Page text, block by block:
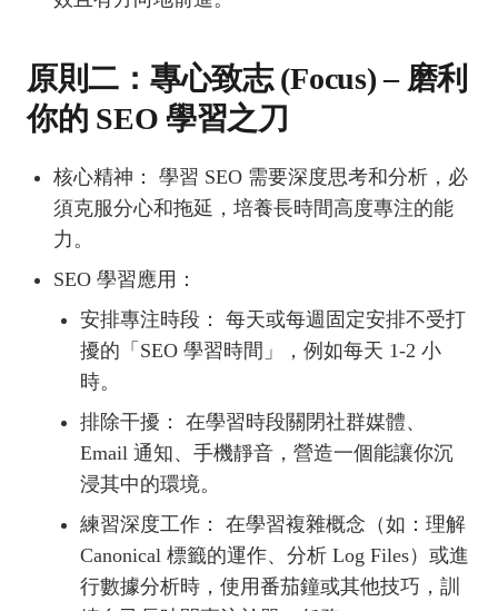
原則二：專心致志 (Focus) – 磨利
你的 SEO 學習之刀
核心精神： 學習 SEO 需要深度思考和分析，必
須克服分心和拖延，培養長時間高度專注的能
力。
SEO 學習應用：
安排專注時段： 每天或每週固定安排不受打
擾的「SEO 學習時間」，例如每天 1-2 小
時。
排除干擾： 在學習時段關閉社群媒體、
Email 通知、手機靜音，營造一個能讓你沉
浸其中的環境。
練習深度工作： 在學習複雜概念（如：理解
Canonical 標籤的運作、分析 Log Files）或進
行數據分析時，使用番茄鐘或其他技巧，訓